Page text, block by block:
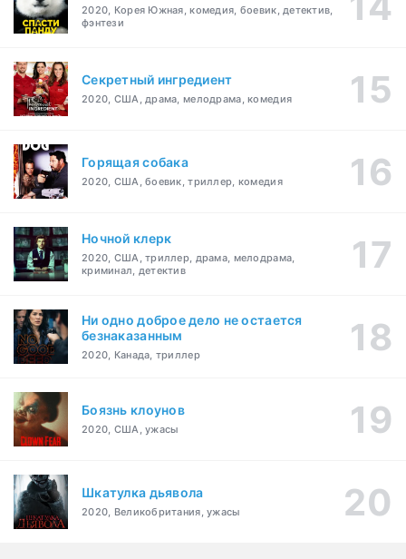
2020, Корея Южная, комедия, боевик, детектив,
фэнтези
Секретный ингредиент
2020, США, драма, мелодрама, комедия
Горящая собака
2020, США, боевик, триллер, комедия
Ночной клерк
2020, США, триллер, драма, мелодрама,
криминал, детектив
Ни одно доброе дело не остается
безнаказанным
2020, Канада, триллер
Боязнь клоунов
2020, США, ужасы
Шкатулка дьявола
2020, Великобритания, ужасы